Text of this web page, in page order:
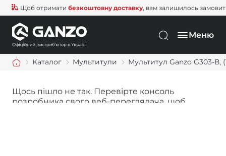
Щоб отриматибезкоштовну доставку, вам залишилось замовити
Меню
Каталог Мультитули Мультитул Ganzo G303-В,
Щось пішло не так. Перевірте консоль
розробника свого веб-переглядача, щоб